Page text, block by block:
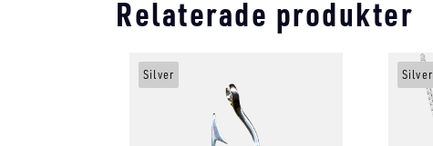
Relaterade produkter
Silver Silver